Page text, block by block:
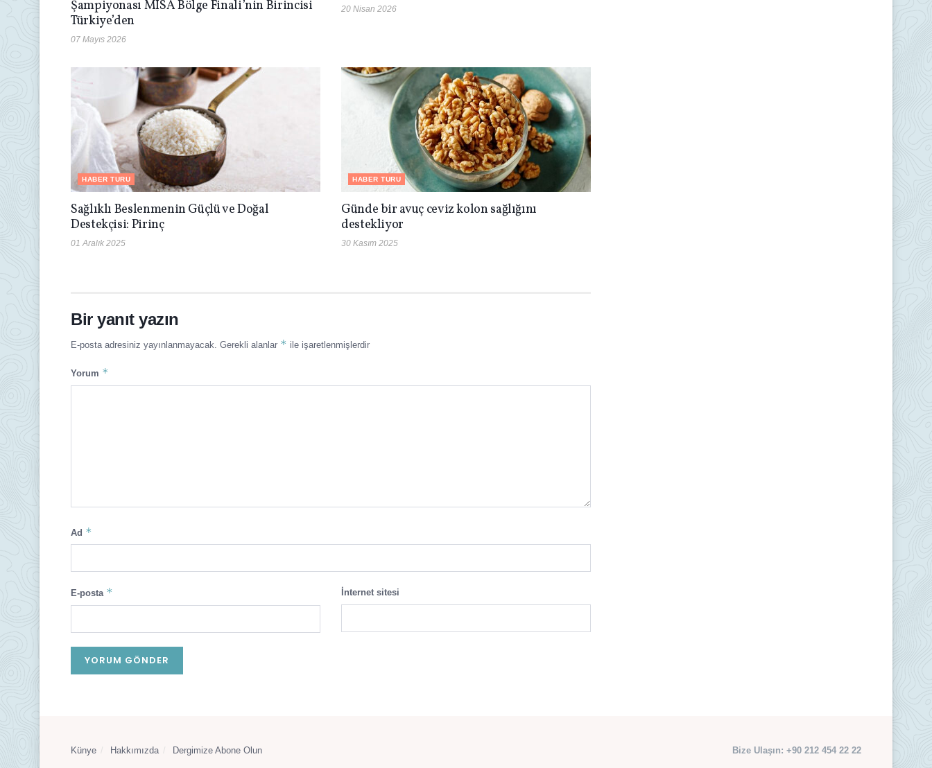
Şampiyonası MISA Bölge Finali’nin Birincisi
Türkiye’den
07 Mayıs 2026
20 Nisan 2026
HABER TURU
Sağlıklı Beslenmenin Güçlü ve Doğal
Destekçisi: Pirinç
01 Aralık 2025
HABER TURU
Günde bir avuç ceviz kolon sağlığını
destekliyor
30 Kasım 2025
Bir yanıt yazın
E-posta adresiniz yayınlanmayacak. Gerekli alanlar * ile işaretlenmişlerdir
Yorum *
Ad *
E-posta * İnternet sitesi
Künye Hakkımızda Dergimize Abone Olun Bize Ulaşın: +90 212 454 22 22